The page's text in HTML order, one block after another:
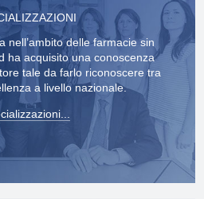
nell’ambito delle farmacie sin
ha acquisito una conoscenza
tale da farlo riconoscere tra
a livello nazionale.